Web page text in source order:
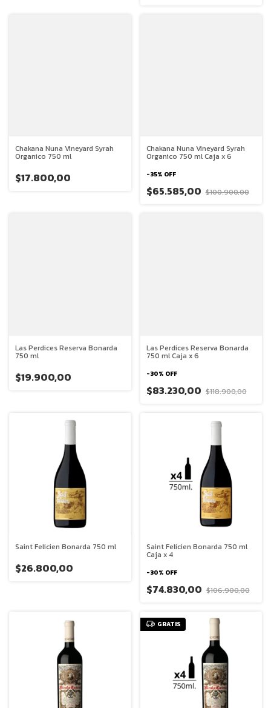
Chakana Nuna Vineyard Syrah
Organico 750 ml
$17.800,00
Chakana Nuna Vineyard Syrah
Organico 750 ml Caja x 6
-35% OFF
$65.585,00 $100.900,00
Las Perdices Reserva Bonarda
750 ml
$19.900,00
Las Perdices Reserva Bonarda
750 ml Caja x 6
-30% OFF
$83.230,00 $118.900,00
Saint Felicien Bonarda 750 ml
$26.800,00
Saint Felicien Bonarda 750 ml
Caja x 4
-30% OFF
$74.830,00 $106.900,00
GRATIS